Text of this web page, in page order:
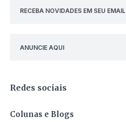
RECEBA NOVIDADES EM SEU EMAIL
ANUNCIE AQUI
Redes sociais
Colunas e Blogs